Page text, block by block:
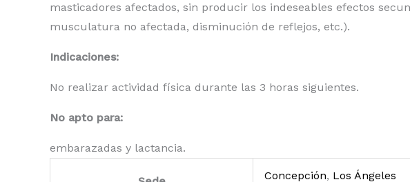
masticadores afectados, sin producir los indeseables efectos
musculatura no afectada, disminución de reflejos, etc.).
Indicaciones:
No realizar actividad física durante las 3 horas siguientes.
No apto para:
embarazadas y lactancia.
Concepción, Los Ángeles